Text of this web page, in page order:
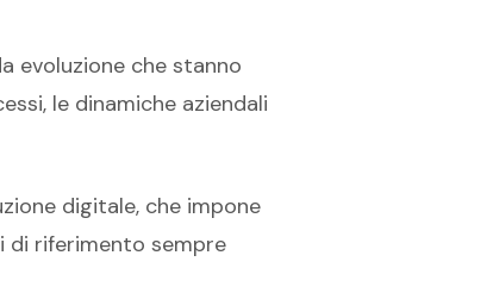
evoluzione che stanno
le dinamiche aziendali
digitale, che impone
di riferimento sempre